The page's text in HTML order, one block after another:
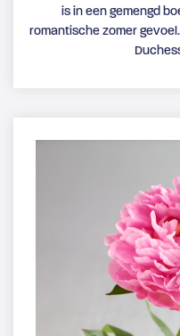
is in een gemengd
romantische zomer